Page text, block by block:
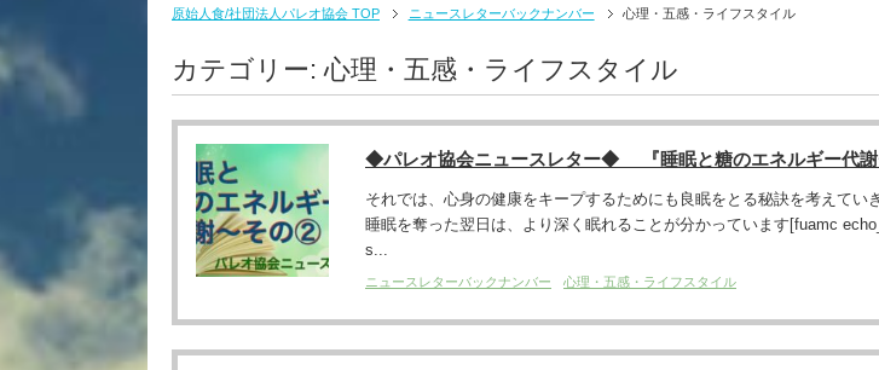
原始人食/社団法人パレオ協会 TOP ニュースレターバックナンバー 心理・五感・ライフスタイル
カテゴリー:心理・五感・ライフスタイル
◆パレオ協会ニュースレター◆ 『睡眠と糖のエネルギー代謝
それでは、心身の健康をキープするためにも良眠をとる秘訣を考えてい
睡眠を奪った翌日は、より深く眠れることが分かっています[fuamc
s...
ニュースレターバックナンバー 心理・五感・ライフスタイル